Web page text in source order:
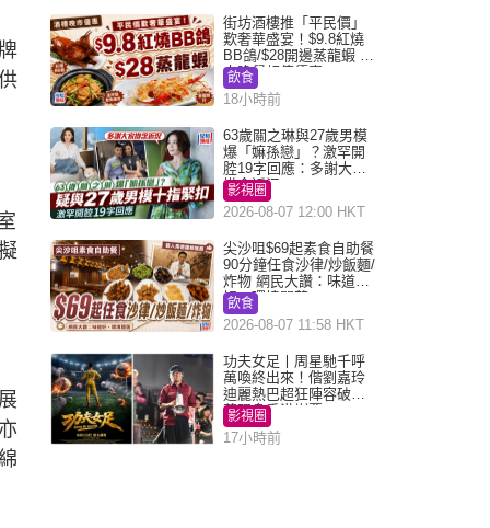
街坊酒樓推「平民價」
歎奢華盛宴！$9.8紅燒
BB鴿/$28開邊蒸龍蝦 3
大晚餐超值優惠
飲食
18小時前
63歲關之琳與27歲男模
爆「嫲孫戀」？激罕開
腔19字回應：多謝大家
掛念近況
影視圈
2026-08-07 12:00 HKT
尖沙咀$69起素食自助餐
90分鐘任食沙律/炒飯麵/
炸物 網民大讚：味道
好，環境闊落
飲食
2026-08-07 11:58 HKT
功夫女足丨周星馳千呼
萬喚終出來！偕劉嘉玲
迪麗熱巴超狂陣容破天
荒現身香港謝票
影視圈
17小時前